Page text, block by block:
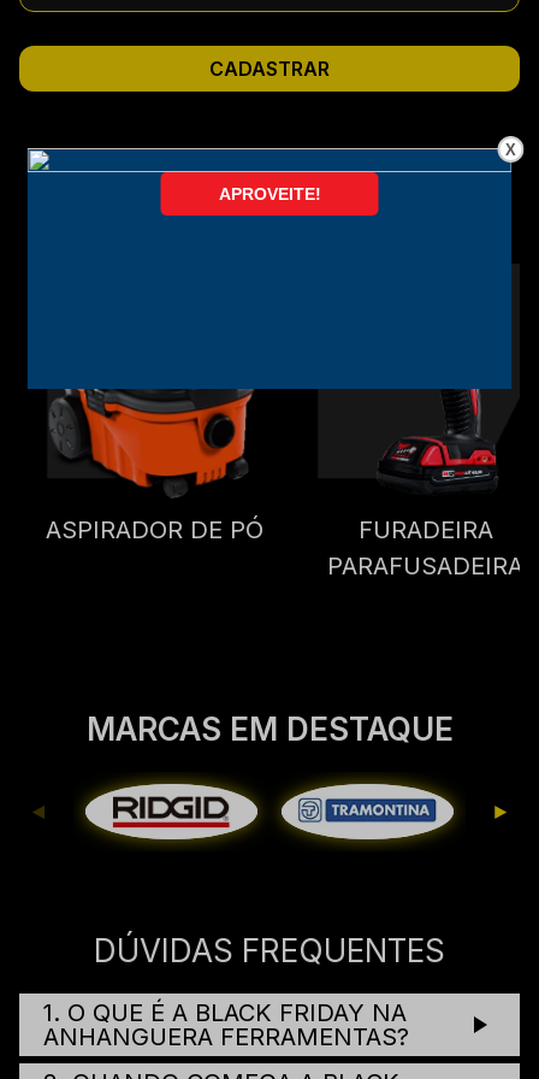
CADASTRAR
CATEGORIAS MAIS VENDIDAS
ASPIRADOR DE PÓ
FURADEIRA
PARAFUSADEIRA
MARCAS EM DESTAQUE
DÚVIDAS FREQUENTES
1. O QUE É A BLACK FRIDAY NA
ANHANGUERA FERRAMENTAS?
X